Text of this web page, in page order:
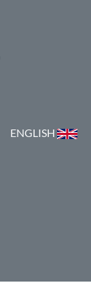
ENGLISH